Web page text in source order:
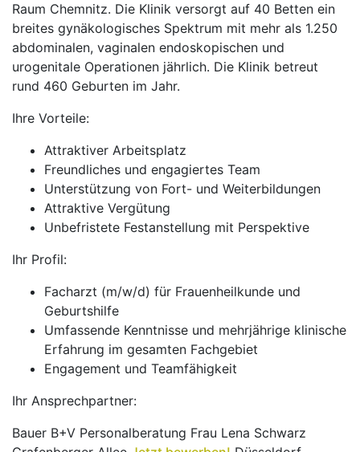
Raum Chemnitz. Die Klinik versorgt auf 40 Betten ein
breites gynäkologisches Spektrum mit mehr als 1.250
abdominalen, vaginalen endoskopischen und
urogenitale Operationen jährlich. Die Klinik betreut
rund 460 Geburten im Jahr.
Ihre Vorteile:
Attraktiver Arbeitsplatz
Freundliches und engagiertes Team
Unterstützung von Fort- und Weiterbildungen
Attraktive Vergütung
Unbefristete Festanstellung mit Perspektive
Ihr Profil:
Facharzt (m/w/d) für Frauenheilkunde und
Geburtshilfe
Umfassende Kenntnisse und mehrjährige klinische
Erfahrung im gesamten Fachgebiet
Engagement und Teamfähigkeit
Ihr Ansprechpartner:
Bauer B+V Personalberatung Frau Lena Schwarz